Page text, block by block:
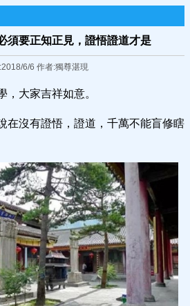
須要正知正見，證悟證道才是
6/6 作者:獨尊湛現
，大家吉祥如意。
在沒有證悟，證道，千萬不能盲修瞎